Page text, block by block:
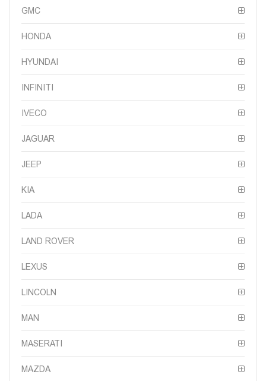
GMC
HONDA
HYUNDAI
INFINITI
IVECO
JAGUAR
JEEP
KIA
LADA
LAND ROVER
LEXUS
LINCOLN
MAN
MASERATI
MAZDA